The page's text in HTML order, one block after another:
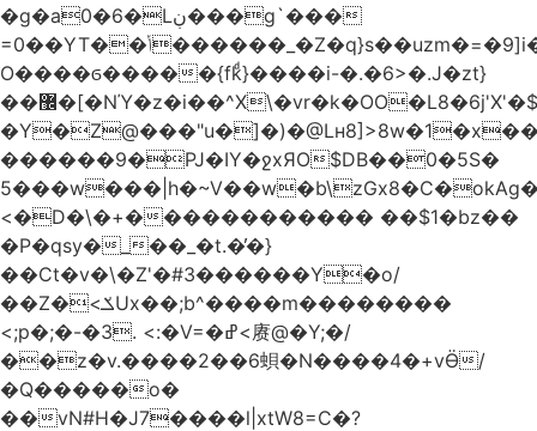
�g�a0�6�Lڹ���g`���
=0��YT��ݳ������_�Z�q}s��uzm�=�9]i��?
O����ϭ�����{fkͩ}����i-�.�6>�.J�zt}
��޼�[�NΎ�z�i��^X\�vr�k�OO�L8�6j'X'�$�O���� �l�,���`�n�`��[���T��a{�-
������9�PJ�IY�ջxЯO$DB��0�5S�
<�D�\�+������������ ��$1�bz��
�P�qsy�_��_�t.�̓�}
��Ct�v�\�Z'�#3������Y�o/
��Z�<ݎUx��;b^����m��������
<;p�;�-�3. <:�V=�ߝ<赓@�Y;�/
��z�v.����2��6蛽�N����4�+vӪ/
�Q�����o�
��vN#Н�J7����l|xtW8=C�?